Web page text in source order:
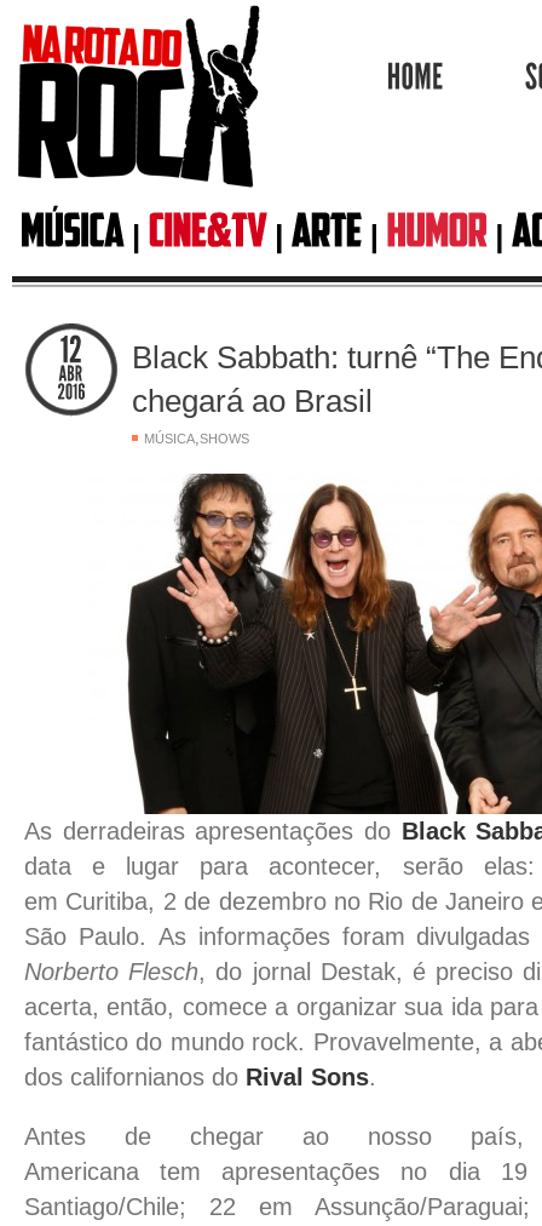
Black Sabbath: turnê “The
chegará ao Brasil
MÚSICA,SHOWS
As derradeiras apresentações do Black
data e lugar para acontecer, serão
em Curitiba, 2 de dezembro no Rio de Janeiro
São Paulo. As informações foram
Norberto Flesch, do jornal Destak, é preciso
acerta, então, comece a organizar sua ida
fantástico do mundo rock. Provavelmente, a
dos californianos do Rival Sons.
Antes de chegar ao nosso
Americana tem apresentações no dia
Santiago/Chile; 22 em Assunção/